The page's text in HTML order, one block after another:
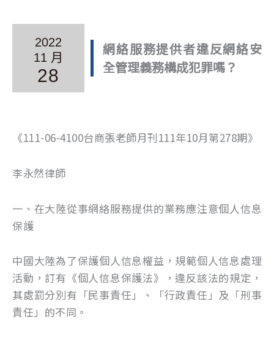
2022
11 月
28
網絡服務提供者違反網絡安
全管理義務構成犯罪嗎？
《111-06-4100台商張老師月刊111年10月第278期》
李永然律師
一、在大陸從事網絡服務提供的業務應注意個人信息
保護
中國大陸為了保護個人信息權益，規範個人信息處理
活動，訂有《個人信息保護法》，違反該法的規定，
其處罰分別有「民事責任」、「行政責任」及「刑事
責任」的不同。